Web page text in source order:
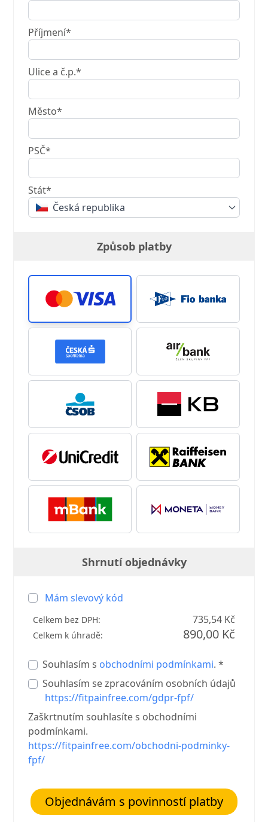
Příjmení*
Ulice a č.p.*
Město*
PSČ*
Stát*
Česká republika
Způsob platby
Shrnutí objednávky
Mám slevový kód
Celkem bez DPH: 735,54 Kč
Celkem k úhradě: 890,00 Kč
Souhlasím s obchodními podmínkami. *
Souhlasím se zpracováním osobních údajů
https://fitpainfree.com/gdpr-fpf/
Zaškrtnutím souhlasíte s obchodními
podmínkami.
https://fitpainfree.com/obchodni-podminky-
fpf/
Objednávám s povinností platby